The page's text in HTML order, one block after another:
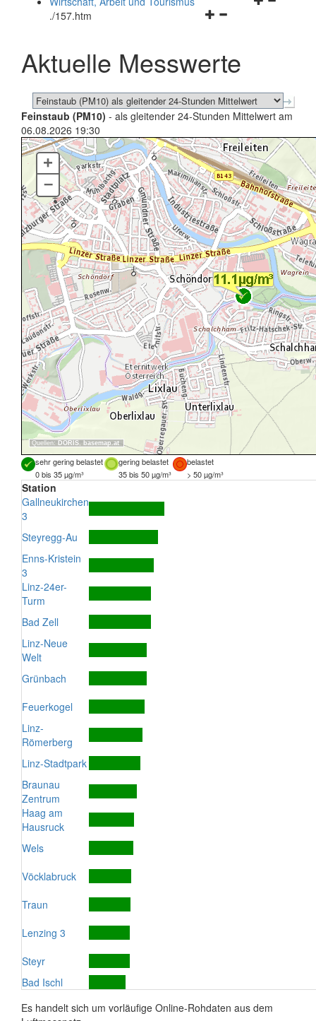
Navigationsmenü
schließen
./157.htm
Aktuelle Messwerte
Feinstaub (PM10) - als gleitender 24-Stunden Mittelwert am
06.08.2026 19:30
Quellen: DORIS, basemap.at
+
–
sehr gering belastet gering belastet
belastet
0 bis 35 µg/m³
35 bis 50 µg/m³ > 50 µg/m³
Station
Gallneukirchen
3
Steyregg-Au
Enns-Kristein
3
Linz-24er-
Turm
Bad Zell
Linz-Neue
Welt
Grünbach
Feuerkogel
Linz-
Römerberg
Linz-Stadtpark
Braunau
Zentrum
Haag am
Hausruck
Wels
Vöcklabruck
Traun
Lenzing 3
Steyr
Bad Ischl
Es handelt sich um vorläufige Online-Rohdaten aus dem